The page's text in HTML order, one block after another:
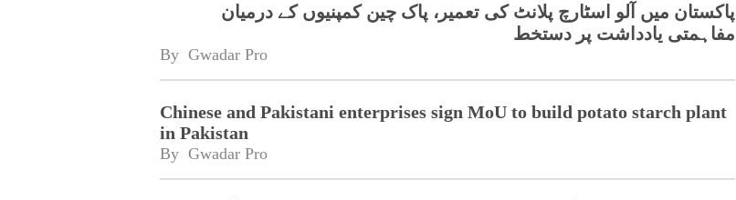
پاکستان میں آلو اسٹارچ پلانٹ کی تعمیر، پاک چین کمپنیوں کے درمیان
مفاہمتی یادداشت پر دستخط
By Gwadar Pro
Chinese and Pakistani enterprises sign MoU to build potato starch plant
in Pakistan
By Gwadar Pro